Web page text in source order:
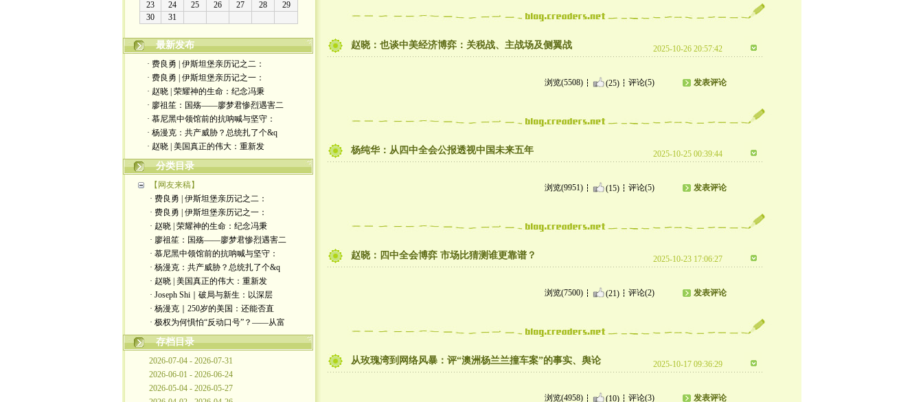
最新发布
· 费良勇 | 伊斯坦堡亲历记之二：
· 费良勇 | 伊斯坦堡亲历记之一：
· 赵晓 | 荣耀神的生命：纪念冯秉
· 廖祖笙：国殇——廖梦君惨烈遇害二
· 慕尼黑中领馆前的抗呐喊与坚守：
· 杨漫克：共产威胁？总统扎了个&q
· 赵晓 | 美国真正的伟大：重新发
分类目录
【网友来稿】
· 费良勇 | 伊斯坦堡亲历记之二：
· 费良勇 | 伊斯坦堡亲历记之一：
· 赵晓 | 荣耀神的生命：纪念冯秉
· 廖祖笙：国殇——廖梦君惨烈遇害二
· 慕尼黑中领馆前的抗呐喊与坚守：
· 杨漫克：共产威胁？总统扎了个&q
· 赵晓 | 美国真正的伟大：重新发
· Joseph Shi｜破局与新生：以深层
· 杨漫克｜250岁的美国：还能否直
· 极权为何惧怕“反动口号”？——从富
存档目录
2026-07-04 - 2026-07-31
2026-06-01 - 2026-06-24
2026-05-04 - 2026-05-27
赵晓：也谈中美经济博弈：关税战、主战场及侧翼战 2025-10-26 20:57:42
浏览(5508) (25) 评论(5) 发表评论
杨纯华：从四中全会公报透视中国未来五年 2025-10-25 00:39:44
浏览(9951) (15) 评论(5) 发表评论
赵晓：四中全会博弈 市场比猜测谁更靠谱？ 2025-10-23 17:06:27
浏览(7500) (21) 评论(2) 发表评论
从玫瑰湾到网络风暴：评“澳洲杨兰兰撞车案”的事实、舆论 2025-10-17 09:36:29
浏览(4958) (10) 评论(3) 发表评论